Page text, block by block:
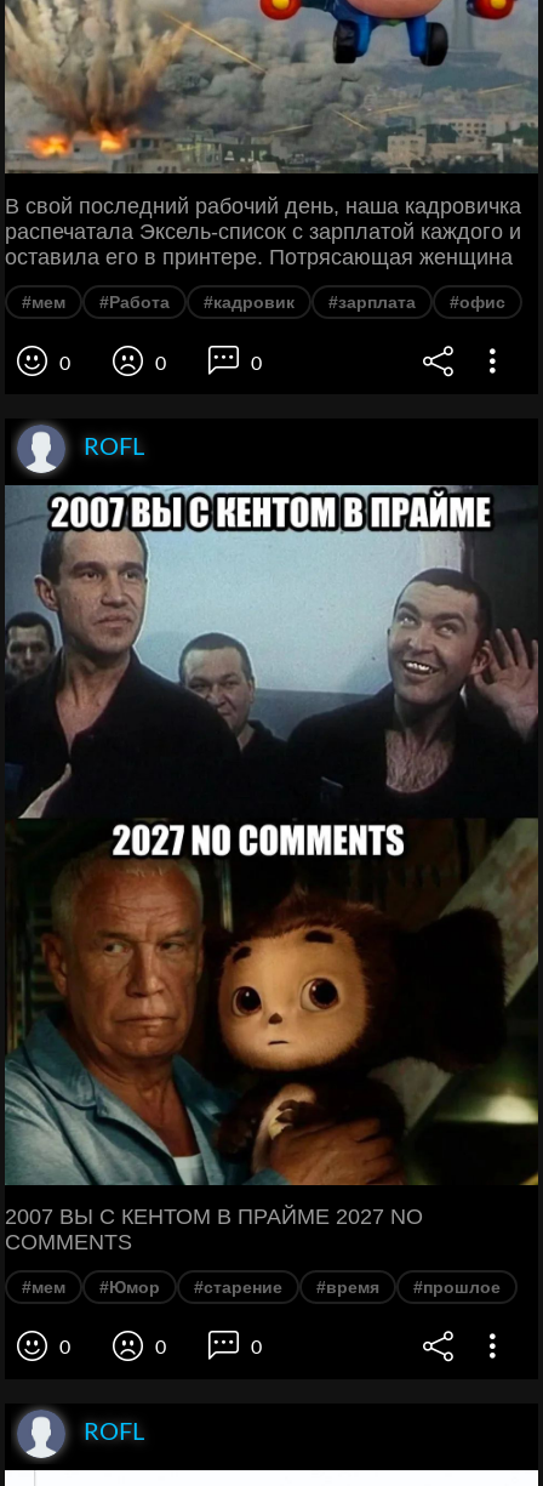
В свой последний рабочий день, наша кадровичка
распечатала Эксель-список с зарплатой каждого и
оставила его в принтере. Потрясающая женщина
#мем #Работа #кадровик #зарплата #офис
0 0 0
ROFL
2007 ВЫ С КЕНТОМ В ПРАЙМЕ 2027 NO
COMMENTS
#мем #Юмор #старение #время #прошлое
0 0 0
ROFL